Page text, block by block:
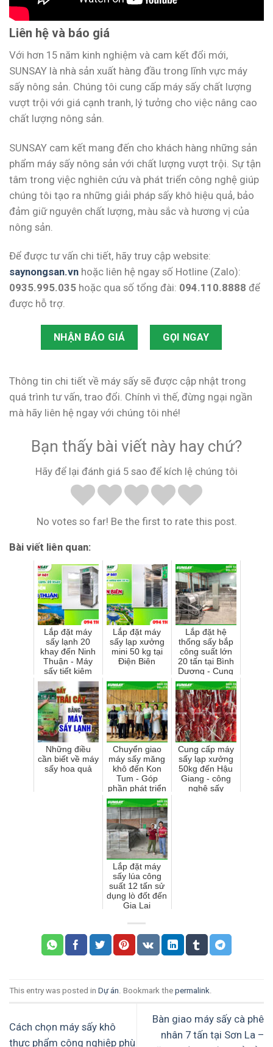
Liên hệ và báo giá
Với hơn 15 năm kinh nghiệm và cam kết đổi mới,
SUNSAY là nhà sản xuất hàng đầu trong lĩnh vực máy
sấy nông sản. Chúng tôi cung cấp máy sấy chất lượng
vượt trội với giá cạnh tranh, lý tưởng cho việc nâng cao
chất lượng nông sản.
SUNSAY cam kết mang đến cho khách hàng những sản
phẩm máy sấy nông sản với chất lượng vượt trội. Sự tận
tâm trong việc nghiên cứu và phát triển công nghệ giúp
chúng tôi tạo ra những giải pháp sấy khô hiệu quả, bảo
đảm giữ nguyên chất lượng, màu sắc và hương vị của
nông sản.
Để được tư vấn chi tiết, hãy truy cập website:
saynongsan.vn hoặc liên hệ ngay số Hotline (Zalo):
0935.995.035 hoặc qua số tổng đài: 094.110.8888 để
được hỗ trợ.
NHẬN BÁO GIÁ GỌI NGAY
Thông tin chi tiết về máy sấy sẽ được cập nhật trong
quá trình tư vấn, trao đổi. Chính vì thế, đừng ngại ngần
mà hãy liên hệ ngay với chúng tôi nhé!
Bạn thấy bài viết này hay chứ?
Hãy để lại đánh giá 5 sao để kích lệ chúng tôi
No votes so far! Be the first to rate this post.
Bài viết liên quan:
Lắp đặt máy
sấy lạnh 20
khay đến Ninh
Thuận - Máy
sấy tiết kiệm
điện năng,
nhân công, sử
dụng công n...
Lắp đặt máy
sấy lạp xưởng
mini 50 kg tại
Điện Biên
Lắp đặt hệ
thống sấy bắp
công suất lớn
20 tấn tại Bình
Dương - Cung
cấp giải pháp
bảo quản nông
sản ...
Những điều
cần biết về máy
sấy hoa quả
Chuyển giao
máy sấy măng
khô đến Kon
Tum - Góp
phần phát triển
kinh tế bền
vững tại Đăk
Tơ Lung
Cung cấp máy
sấy lạp xưởng
50kg đến Hậu
Giang - công
nghệ sấy
Lắp đặt máy
sấy lúa công
suất 12 tấn sử
dụng lò đốt đến
Gia Lai
This entry was posted in Dự án. Bookmark the permalink.
Cách chọn máy sấy khô
thực phẩm công nghiệp phù
Bàn giao máy sấy cà phê
nhân 7 tấn tại Sơn La –